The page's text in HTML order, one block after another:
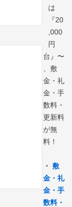
は
『20
,000
円
台』〜
、敷
金・礼
金・手
数料・
更新料
が無
料！
・ 敷
金・礼
金・手
数料・